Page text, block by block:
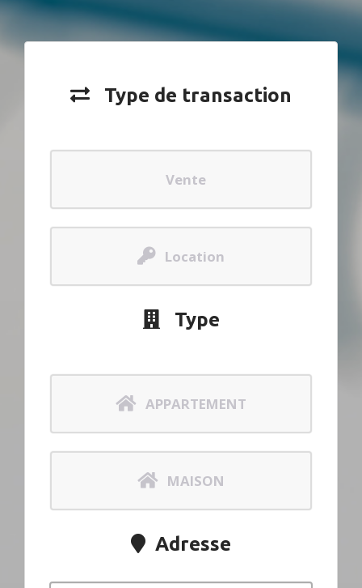
Type de transaction
Vente
Location
Type
APPARTEMENT
MAISON
Adresse